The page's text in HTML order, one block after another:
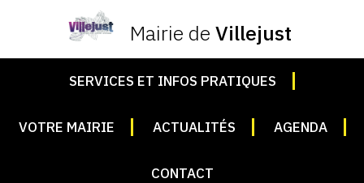
Mairie de Villejust
SERVICES ET INFOS PRATIQUES
VOTRE MAIRIE ACTUALITÉS AGENDA
CONTACT